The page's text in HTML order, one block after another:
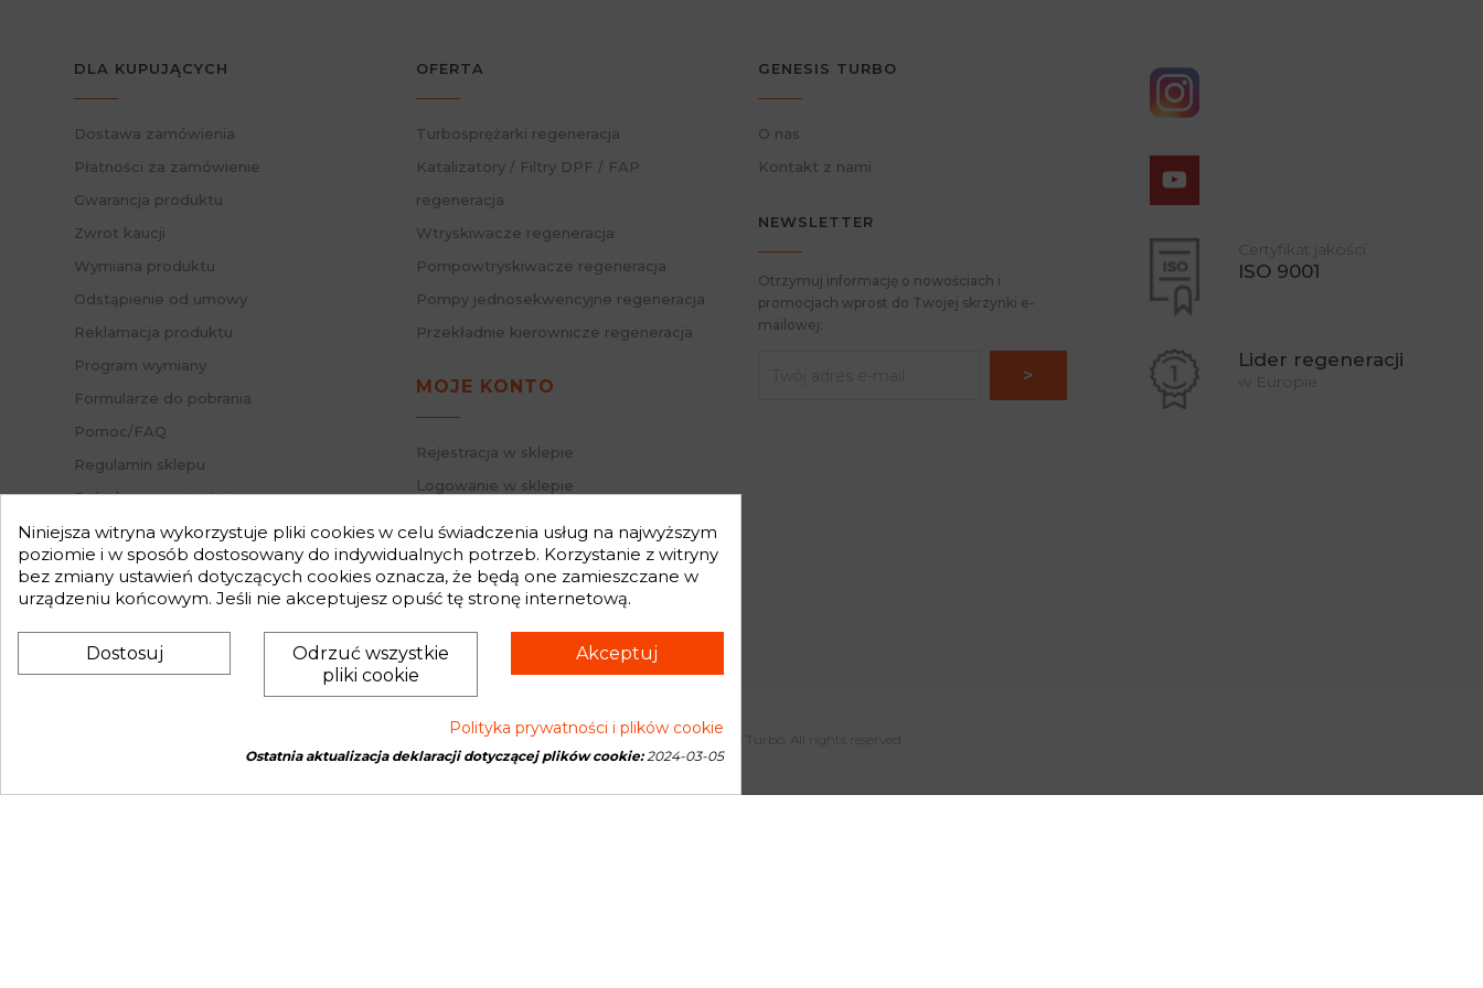
DLA KUPUJĄCYCH
Dostawa zamówienia
Płatności za zamówienie
Gwarancja produktu
Zwrot kaucji
Wymiana produktu
Odstąpienie od umowy
Reklamacja produktu
Program wymiany
Formularze do pobrania
Pomoc/FAQ
Regulamin sklepu
Polityka prywatności
Mapa strony
Nasz Blog
Słownik pojęć
Zwroty
OFERTA
Turbosprężarki regeneracja
Katalizatory / Filtry DPF / FAP
regeneracja
Wtryskiwacze regeneracja
Pompowtryskiwacze regeneracja
Pompy jednosekwencyjne regeneracja
Przekładnie kierownicze regeneracja
MOJE KONTO
Rejestracja w sklepie
Logowanie w sklepie
Status zamówienia
GENESIS TURBO
O nas
Kontakt z nami
NEWSLETTER
Otrzymuj informację o nowościach i
promocjach wprost do Twojej skrzynki e-
mailowej:
Certyfikat jakości
ISO 9001
Lider regeneracji
w Europie
Copyright © 2026 Genesis Turbo. All rights reserved
Niniejsza witryna wykorzystuje pliki cookies w celu świadczenia usług na najwyższym
poziomie i w sposób dostosowany do indywidualnych potrzeb. Korzystanie z witryny
bez zmiany ustawień dotyczących cookies oznacza, że będą one zamieszczane w
urządzeniu końcowym. Jeśli nie akceptujesz opuść tę stronę internetową.
Akceptuj
Odrzuć wszystkie
pliki cookie
Dostosuj
Polityka prywatności i plików cookie
Ostatnia aktualizacja deklaracji dotyczącej plików cookie:2024-03-05